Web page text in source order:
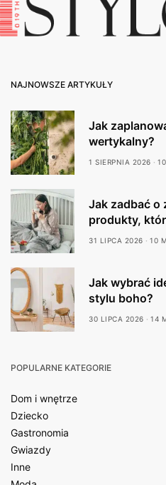
NAJNOWSZE ARTYKUŁY
Jak
wertykalny?
1 SIERPNIA 2026
Jak zadbać o
produkty,
31 LIPCA 2026 10
Jak wybrać
stylu boho?
30 LIPCA 2026 14
POPULARNE KATEGORIE
Dom i wnętrze
Dziecko
Gastronomia
Gwiazdy
Inne